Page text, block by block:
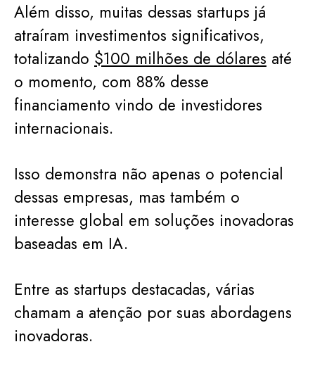
Além disso, muitas dessas startups já
atraíram investimentos significativos,
totalizando $100 milhões de dólares até
o momento, com 88% desse
financiamento vindo de investidores
internacionais.
Isso demonstra não apenas o potencial
dessas empresas, mas também o
interesse global em soluções inovadoras
baseadas em IA.
Entre as startups destacadas, várias
chamam a atenção por suas abordagens
inovadoras.